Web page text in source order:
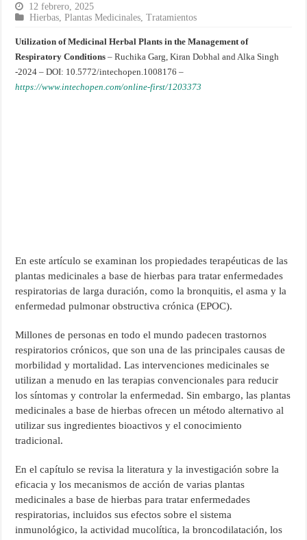
12 febrero, 2025
Hierbas ,Plantas Medicinales ,Tratamientos
Utilization of Medicinal Herbal Plants in the Management of
Respiratory Conditions– Ruchika Garg, Kiran Dobhal and Alka Singh
-2024 – DOI: 10.5772/intechopen.1008176 –
https://www.intechopen.com/online-first/1203373
En este artículo se examinan los propiedades terapéuticas de las
plantas medicinales a base de hierbas para tratar enfermedades
respiratorias de larga duración, como la bronquitis, el asma y la
enfermedad pulmonar obstructiva crónica (EPOC).
Millones de personas en todo el mundo padecen trastornos
respiratorios crónicos, que son una de las principales causas de
morbilidad y mortalidad. Las intervenciones medicinales se
utilizan a menudo en las terapias convencionales para reducir
los síntomas y controlar la enfermedad. Sin embargo, las plantas
medicinales a base de hierbas ofrecen un método alternativo al
utilizar sus ingredientes bioactivos y el conocimiento
tradicional.
En el capítulo se revisa la literatura y la investigación sobre la
eficacia y los mecanismos de acción de varias plantas
medicinales a base de hierbas para tratar enfermedades
respiratorias, incluidos sus efectos sobre el sistema
inmunológico, la actividad mucolítica, la broncodilatación, los